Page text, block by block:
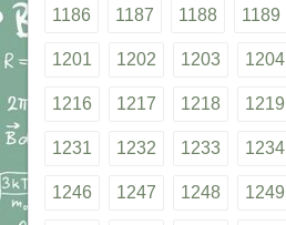
1186 1187 1188 1189
1201 1202 1203 1204
1216 1217 1218 1219
1231 1232 1233 1234
1246 1247 1248 1249